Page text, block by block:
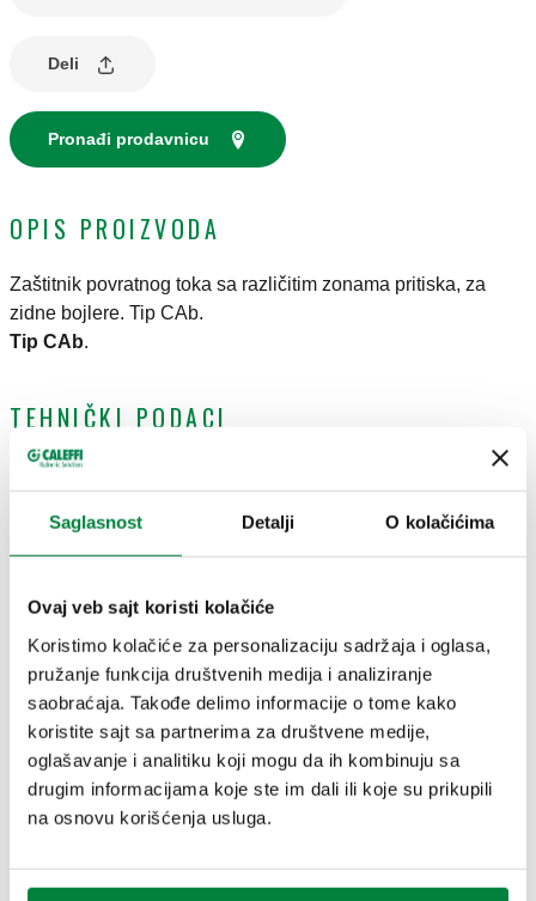
Saglasnost Detalji O kolačićima
Ovaj veb sajt koristi kolačiće
Koristimo kolačiće za personalizaciju sadržaja i oglasa,
pružanje funkcija društvenih medija i analiziranje
saobraćaja. Takođe delimo informacije o tome kako
koristite sajt sa partnerima za društvene medije,
oglašavanje i analitiku koji mogu da ih kombinuju sa
drugim informacijama koje ste im dali ili koje su prikupili
na osnovu korišćenja usluga.
Deli
Pronađi prodavnicu
OPIS PROIZVODA
Zaštitnik povratnog toka sa različitim zonama pritiska, za
zidne bojlere. Tip CAb.
Tip CAb.
TEHNIČKI PODACI
Materijal
Srednji raspon temperature:5–40 °C
CRTEŽI I SPECIFIKACIJE